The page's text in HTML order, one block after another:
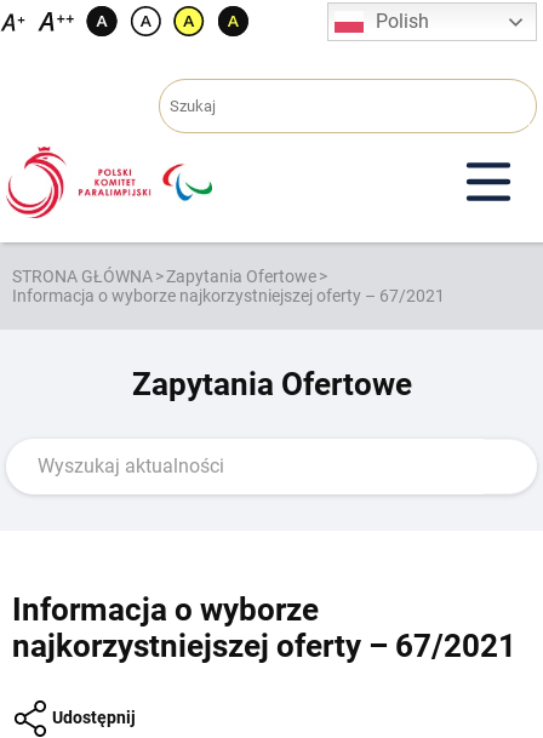
Przejdź
Polish
STRONA GŁÓWNA>Zapytania Ofertowe>
Informacja o wyborze najkorzystniejszej oferty – 67/2021
Zapytania Ofertowe
Informacja o wyborze
najkorzystniejszej oferty – 67/2021
Udostępnij